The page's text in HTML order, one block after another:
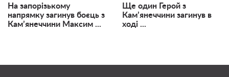
На запорізькому
напрямку загинув боєць з
Кам’янеччини Максим ...
Ще один Герой з
Кам’янеччини загинув в
ході ...